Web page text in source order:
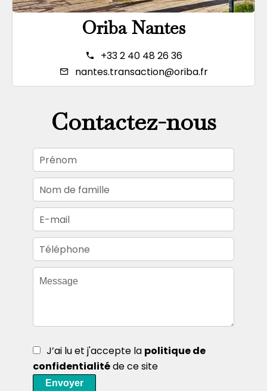
Oriba Nantes
+33 2 40 48 26 36
nantes.transaction@oriba.fr
Contactez-nous
J’ai lu et j'accepte la politique de
confidentialitéde ce site
Envoyer